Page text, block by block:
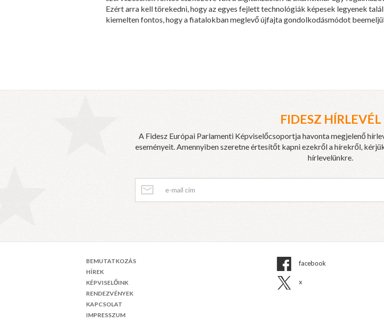
Ezért arra kell törekedni, hogy az egyes fejlett technológiák képesek legyenek
kiemelten fontos, hogy a fiatalokban meglevő újfajta gondolkodásmódot
FIDESZ HÍRLEVÉL
A Fidesz Európai Parlamenti Képviselőcsoportja havonta megjelenő
eseményeit. Amennyiben szeretne értesítőt kapni ezekről a hírekről,
hírlevelünkre.
BEMUTATKOZÁS
HÍREK
KÉPVISELŐINK
RENDEZVÉNYEK
KAPCSOLAT
IMPRESSZUM
facebook
x